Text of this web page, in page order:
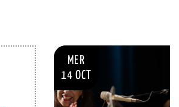
MER
14 OCT